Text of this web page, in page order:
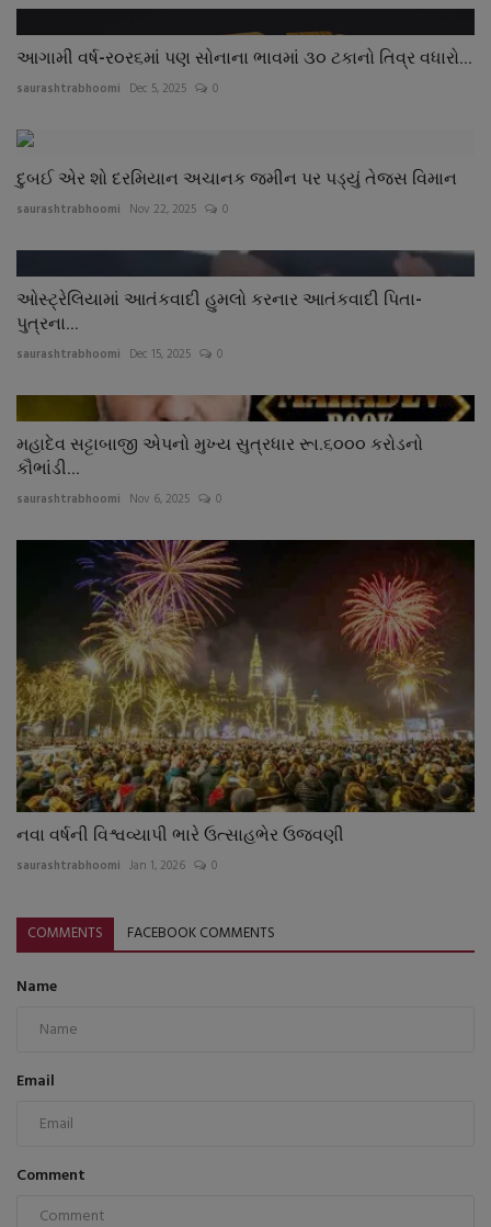
આગામી વર્ષ-ર૦ર૬માં પણ સોનાના ભાવમાં ૩૦ ટકાનો તિવ્ર વધારો...
saurashtrabhoomi Dec 5, 2025 0
દુબઈ એર શો દરમિયાન અચાનક જમીન પર પડ્યું તેજસ વિમાન
saurashtrabhoomi Nov 22, 2025 0
ઓસ્ટ્રેલિયામાં આતંકવાદી હુમલો કરનાર આતંકવાદી પિતા-
પુત્રના...
saurashtrabhoomi Dec 15, 2025 0
મહાદેવ સટ્ટાબાજી એપનો મુખ્ય સુત્રધાર રૂા.૬૦૦૦ કરોડનો
કૌભાંડી...
saurashtrabhoomi Nov 6, 2025 0
નવા વર્ષની વિશ્વવ્યાપી ભારે ઉત્સાહભેર ઉજવણી
saurashtrabhoomi Jan 1, 2026 0
COMMENTS FACEBOOK COMMENTS
Name
Email
Comment